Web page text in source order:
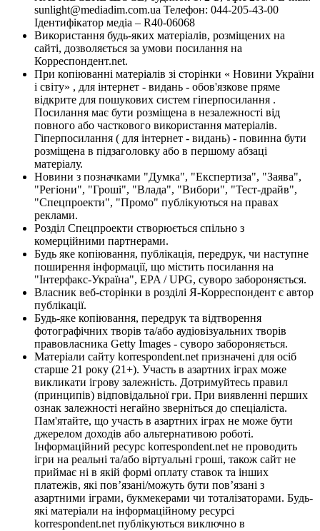
sunlight@mediadim.com.ua Телефон: 044-205-43-00
Ідентифікатор медіа – R40-06068
Використання будь-яких матеріалів, розміщених на
сайті, дозволяється за умови посилання на
Корреспондент.net.
При копіюванні матеріалів зі сторінки « Новини України
і світу» , для інтернет - видань - обов'язкове пряме
відкрите для пошукових систем гіперпосилання .
Посилання має бути розміщена в незалежності від
повного або часткового використання матеріалів.
Гіперпосилання ( для інтернет - видань) - повинна бути
розміщена в підзаголовку або в першому абзаці
матеріалу.
Новини з позначками "Думка", "Експертиза", "Заява",
"Регіони", "Гроші", "Влада", "Вибори", "Тест-драйв",
"Спецпроекти", "Промо" публікуються на правах
реклами.
Розділ Спецпроекти створюється спільно з
комерційними партнерами.
Будь яке копіювання, публікація, передрук, чи наступне
поширення інформації, що містить посилання на
"Інтерфакс-Україна", EPA / UPG, суворо забороняється.
Власник веб-сторінки в розділі Я-Корреспондент є автор
публікації.
Будь-яке копіювання, передрук та відтворення
фотографічних творів та/або аудіовізуальних творів
правовласника Getty Images - суворо забороняється.
Матеріали сайту korrespondent.net призначені для осіб
старше 21 року (21+). Участь в азартних іграх може
викликати ігрову залежність. Дотримуйтесь правил
(принципів) відповідальної гри. При виявленні перших
ознак залежності негайно зверніться до спеціаліста.
Пам'ятайте, що участь в азартних іграх не може бути
джерелом доходів або альтернативою роботі.
Інформаційний ресурс korrespondent.net не проводить
ігри на реальні та/або віртуальні гроші, також сайт не
приймає ні в якій формі оплату ставок та інших
платежів, які пов’язані/можуть бути пов’язані з
азартними іграми, букмекерами чи тоталізаторами. Будь-
які матеріали на інформаційному ресурсі
korrespondent.net публікуються виключно в